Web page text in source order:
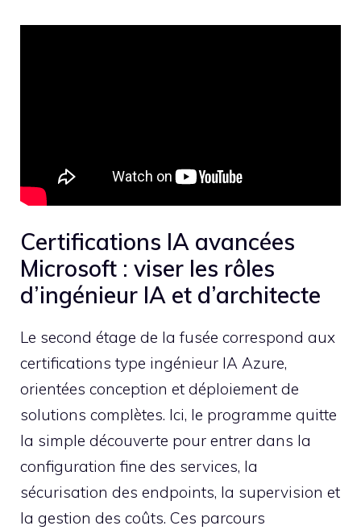
Certifications IA avancées
Microsoft : viser les rôles
d’ingénieur IA et d’architecte
Le second étage de la fusée correspond aux
certifications type ingénieur IA Azure,
orientées conception et déploiement de
solutions complètes. Ici, le programme quitte
la simple découverte pour entrer dans la
configuration fine des services, la
sécurisation des endpoints, la supervision et
la gestion des coûts. Ces parcours